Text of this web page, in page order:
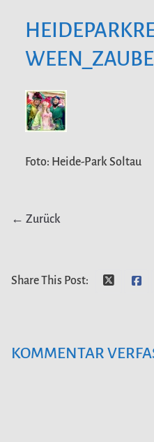
Foto: Heide-Park Soltau
← Zurück
Share This Post:
KOMMENTAR